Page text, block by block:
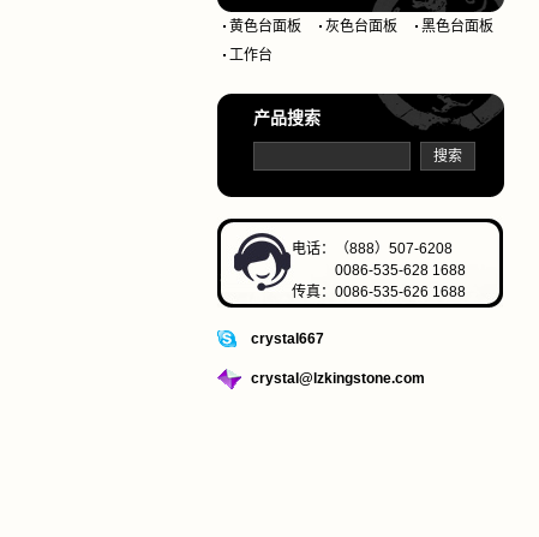
黄色台面板 灰色台面板
黑色台面板
工作台
产品搜索
电话：（888）507-6208
0086-535-628 1688
传真：0086-535-626 1688
crystal667
crystal@lzkingstone.com